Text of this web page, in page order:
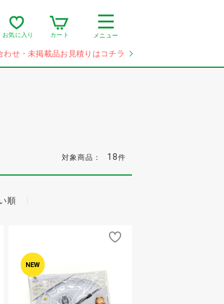
お気に入り カート メニュー
わせ・未掲載品お見積りはコチラ
対象商品： 18件
順
NEW